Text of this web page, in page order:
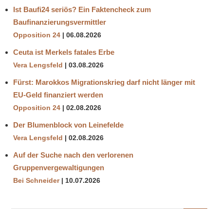
Ist Baufi24 seriös? Ein Faktencheck zum
Baufinanzierungsvermittler
Opposition 24 06.08.2026
Ceuta ist Merkels fatales Erbe
Vera Lengsfeld 03.08.2026
Fürst: Marokkos Migrationskrieg darf nicht länger mit
EU-Geld finanziert werden
Opposition 24 02.08.2026
Der Blumenblock von Leinefelde
Vera Lengsfeld 02.08.2026
Auf der Suche nach den verlorenen
Gruppenvergewaltigungen
Bei Schneider 10.07.2026